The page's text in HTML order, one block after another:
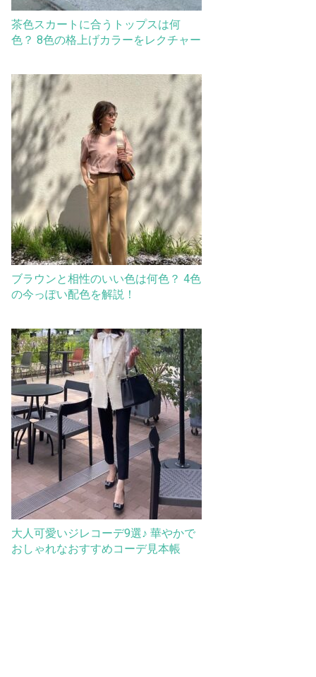
茶色スカートに合うトップスは何
色？ 8色の格上げカラーをレクチャー
ブラウンと相性のいい色は何色？ 4色
の今っぽい配色を解説！
大人可愛いジレコーデ9選♪ 華やかで
おしゃれなおすすめコーデ見本帳